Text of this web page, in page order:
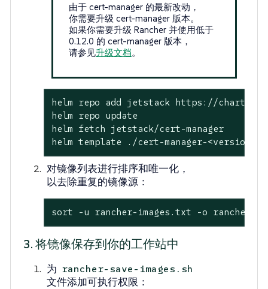
由于 cert-manager 的最新改动，
你需要升级 cert-manager 版本。
如果你需要升级 Rancher 并使用低于
0.12.0 的 cert-manager 版本，
请参见升级文档。
helm repo add jetstack https://
helm repo update
helm fetch jetstack/cert-manager
helm template ./cert-manager-
对镜像列表进行排序和唯一化，
以去除重复的镜像源：
sort -u rancher-images.txt -o rancher-
3. 将镜像保存到你的工作站中
为 rancher-save-images.sh
文件添加可执行权限：